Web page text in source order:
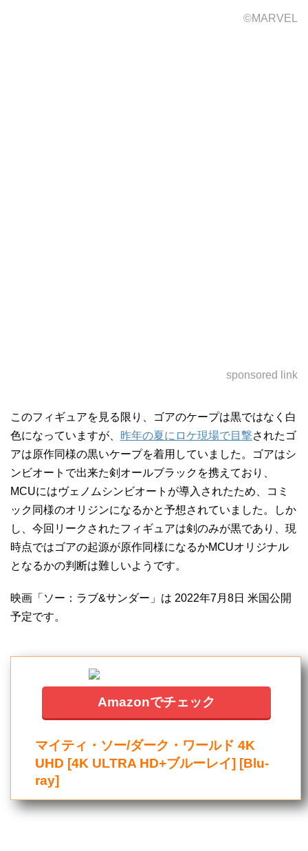
©MARVEL
sponsored link
このフィギュアを見る限り、ゴアのケープは黒ではなく白
色になっていますが、 昨年の夏にロケ現場で目撃されたゴ
アは原作同様の黒いケープを着用していました。ゴアはシ
ンビオートで出来た剣オールブラックを携えており、
MCUにはヴェノムシンビオートが導入されたため、コミ
ック同様のオリジンになるかと予想されていました。しか
し、今回リークされたフィギュアは剣のみが黒であり、現
時点ではゴアの起源が原作同様になるかMCUオリジナル
となるかの判断は難しいようです。
映画「ソー：ラブ&サンダー」は 2022年7月8日 米国公開
予定です。
Amazonでチェック
マイティ・ソー/ダーク・ワールド 4K
UHD [4K ULTRA HD+ブルーレイ] [Blu-
ray]